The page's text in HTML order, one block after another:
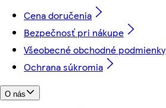
Cena doručenia
Bezpečnosť pri nákupe
Všeobecné obchodné podmienky
Ochrana súkromia
O nás